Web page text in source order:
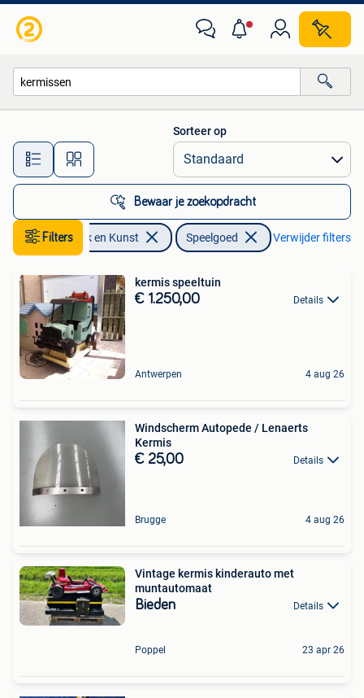
Alle afstanden…
Sorteer op
Bewaar je zoekopdracht
FiltersAntiek en Kunst Speelgoed Verwijder filters
kermis speeltuin
€ 1.250,00 Details
Antwerpen 4 aug 26
Windscherm Autopede / Lenaerts
Kermis
€ 25,00 Details
Brugge 4 aug 26
Vintage kermis kinderauto met
muntautomaat
Bieden Details
Poppel 23 apr 26